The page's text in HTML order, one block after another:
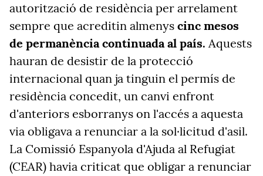
autorització de residència per arrelament
sempre que acreditin almenys cinc mesos
de permanència continuada al país. Aquests
hauran de desistir de la protecció
internacional quan ja tinguin el permís de
residència concedit, un canvi enfront
d'anteriors esborranys on l'accés a aquesta
via obligava a renunciar a la sol·licitud d'asil.
La Comissió Espanyola d'Ajuda al Refugiat
(CEAR) havia criticat que obligar a renunciar